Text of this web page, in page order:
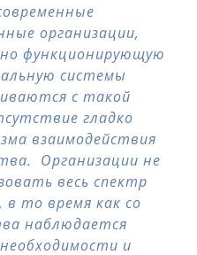
организации,
функционирующую
системы
с такой
гладко
взаимодействия
Организации не
весь спектр
в то время как со
наблюдается
и